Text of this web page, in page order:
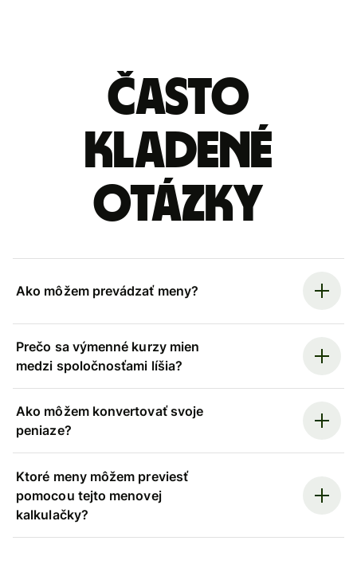
Často
kladené
otázky
Ako môžem prevádzať meny?
Prečo sa výmenné kurzy mien
medzi spoločnosťami líšia?
Ako môžem konvertovať svoje
peniaze?
Ktoré meny môžem previesť
pomocou tejto menovej
kalkulačky?